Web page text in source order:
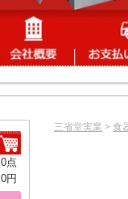
三省堂実業 > 食
0点
0円